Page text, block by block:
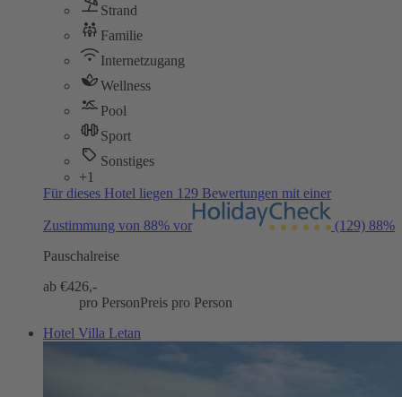
Strand
Familie
Internetzugang
Wellness
Pool
Sport
Sonstiges
+1
Für dieses Hotel liegen 129 Bewertungen mit einer
Zustimmung von 88% vor (129) 88%
Pauschalreise
ab €426,-
pro PersonPreis pro Person
Hotel Villa Letan